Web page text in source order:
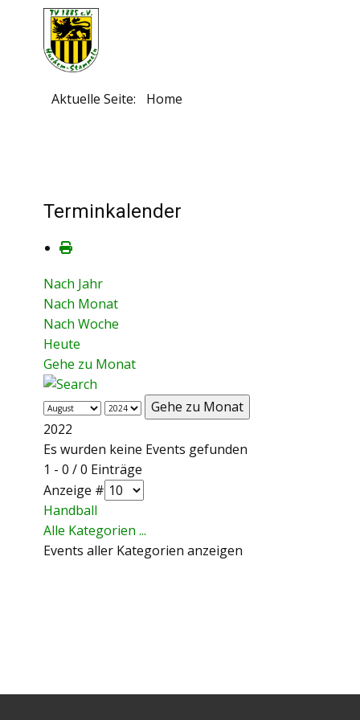
Aktuelle Seite: Home
Terminkalender
Nach Jahr
Nach Monat
Nach Woche
Heute
Gehe zu Monat
Gehe zu Monat
2022
Es wurden keine Events gefunden
Limite der Paginierungsliste
1 - 0 / 0 Einträge
Anzeige #
Handball
Alle Kategorien ...
Events aller Kategorien anzeigen